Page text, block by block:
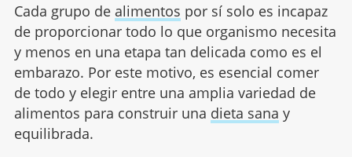
Cada grupo de alimentos por sí solo es incapaz
de proporcionar todo lo que organismo necesita
y menos en una etapa tan delicada como es el
embarazo. Por este motivo, es esencial comer
de todo y elegir entre una amplia variedad de
alimentos para construir una dieta sana y
equilibrada.